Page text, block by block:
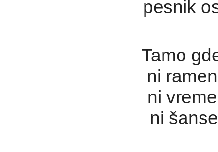
pesnik
Tamo
ni
ni
ni